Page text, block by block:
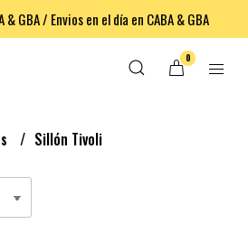
& GBA / Envios en el día en CABA & GBA
0
Sillón Tivoli